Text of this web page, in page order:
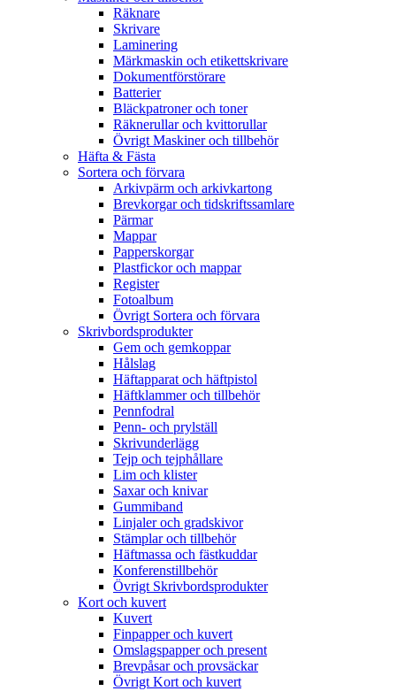
Räknare
Skrivare
Laminering
Märkmaskin och etikettskrivare
Dokumentförstörare
Batterier
Bläckpatroner och toner
Räknerullar och kvittorullar
Övrigt Maskiner och tillbehör
Häfta & Fästa
Sortera och förvara
Arkivpärm och arkivkartong
Brevkorgar och tidskriftssamlare
Pärmar
Mappar
Papperskorgar
Plastfickor och mappar
Register
Fotoalbum
Övrigt Sortera och förvara
Skrivbordsprodukter
Gem och gemkoppar
Hålslag
Häftapparat och häftpistol
Häftklammer och tillbehör
Pennfodral
Penn- och prylställ
Skrivunderlägg
Tejp och tejphållare
Lim och klister
Saxar och knivar
Gummiband
Linjaler och gradskivor
Stämplar och tillbehör
Häftmassa och fästkuddar
Konferenstillbehör
Övrigt Skrivbordsprodukter
Kort och kuvert
Kuvert
Finpapper och kuvert
Omslagspapper och present
Brevpåsar och provsäckar
Övrigt Kort och kuvert